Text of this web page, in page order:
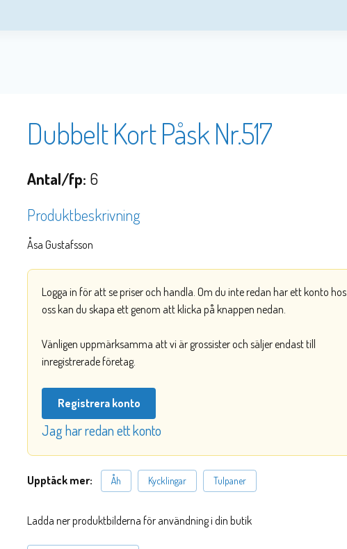
Dubbelt Kort Påsk Nr.517
Antal/fp: 6
Produktbeskrivning
Åsa Gustafsson
Logga in för att se priser och handla. Om du inte redan har ett konto hos
oss kan du skapa ett genom att klicka på knappen nedan.
Vänligen uppmärksamma att vi är grossister och säljer endast till
inregistrerade företag.
Registrera konto
Jag har redan ett konto
Upptäck mer: Åh Kycklingar Tulpaner
Ladda ner produktbilderna för användning i din butik